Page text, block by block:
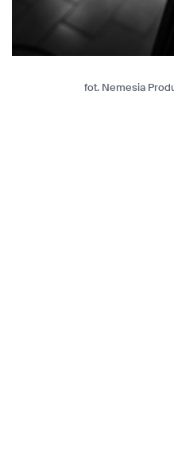
fot. Nemesia